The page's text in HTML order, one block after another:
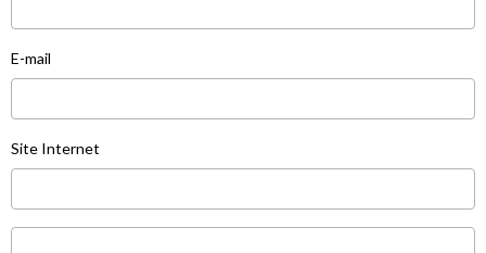
E-mail
Site Internet